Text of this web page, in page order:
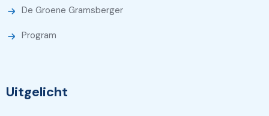
De Groene Gramsberger
Program
Uitgelicht